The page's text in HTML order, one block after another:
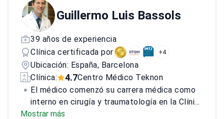
Society y The Retina Society.<\/p>
Guillermo Luis Bassols
39 años de experiencia
Clínica certificada por
+4
Ubicación: España, Barcelona
Clínica:
4.7Centro Médico Teknon
El médico comenzó su carrera médica como
interno en cirugía y traumatología en la Clínica
Sant Jordi en 1983, seguido de un puesto
Mostrar más